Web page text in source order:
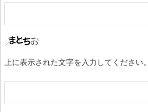
上に表示された文字を入力してください。